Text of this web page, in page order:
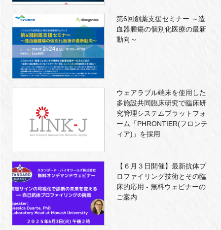
第6回創薬支援セミナー ～造
血器腫瘍の個別化医療の最新
動向～
ウェアラブル端末を使用した
多施設共同臨床研究で臨床研
究管理システムプラットフォ
ーム「PHRONTIER(フロンテ
ィア)」を採用
【６月３日開催】最新抗体プ
ロファイリング技術とその臨
床的応用 - 無料ウェビナーの
ご案内